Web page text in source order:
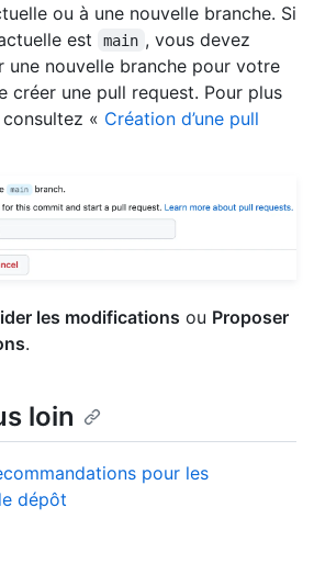
ou à une nouvelle branche. Si
est
main , vous devez
une nouvelle branche pour votre
créer une pull request. Pour plus
« Création d’une pull
les modifications ou Proposer
.
loin
pour les
dépôt